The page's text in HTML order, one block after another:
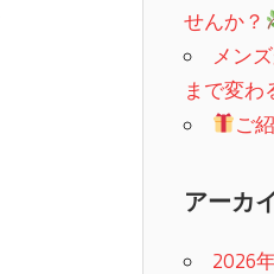
せんか？
メン
まで変わ
ご
アーカ
2026